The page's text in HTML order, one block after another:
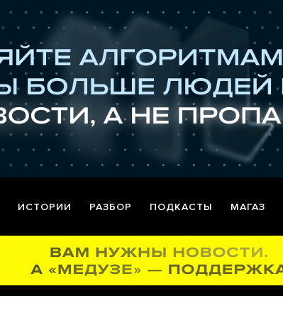
ИСТОРИИ РАЗБОР ПОДКАСТЫ МАГАЗ